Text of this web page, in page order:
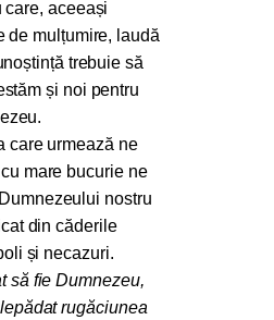
care, aceeași
de mulțumire, laudă
trebuie să
și noi pentru
care urmează ne
mare bucurie ne
nostru
din căderile
și necazuri.
să fie Dumnezeu,
rugăciunea